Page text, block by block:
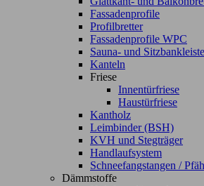
Fassadenprofile
Profilbretter
Fassadenprofile WPC
Sauna- und
Kanteln
Friese
Innentürfriese
Haustürfriese
Kantholz
Leimbinder (BSH)
KVH und Stegträger
Handlaufsystem
Schneefangstangen /
Dämmstoffe